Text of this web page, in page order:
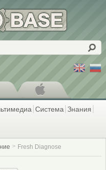
Система Знания
Fresh Diagnose